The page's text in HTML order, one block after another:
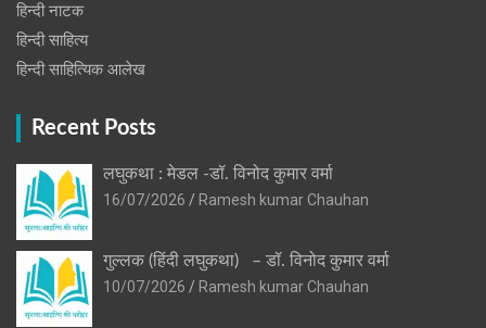
हिन्‍दी नाटक
हिन्दी साहित्य
हिन्दी साहित्यिक आलेख
Recent Posts
लघुकथा : मेडल -डॉ. विनोद कुमार वर्मा
16/07/2026
Ramesh kumar Chauhan
गुल्लक (हिंदी लघुकथा) – डॉ. विनोद कुमार वर्मा
10/07/2026
Ramesh kumar Chauhan